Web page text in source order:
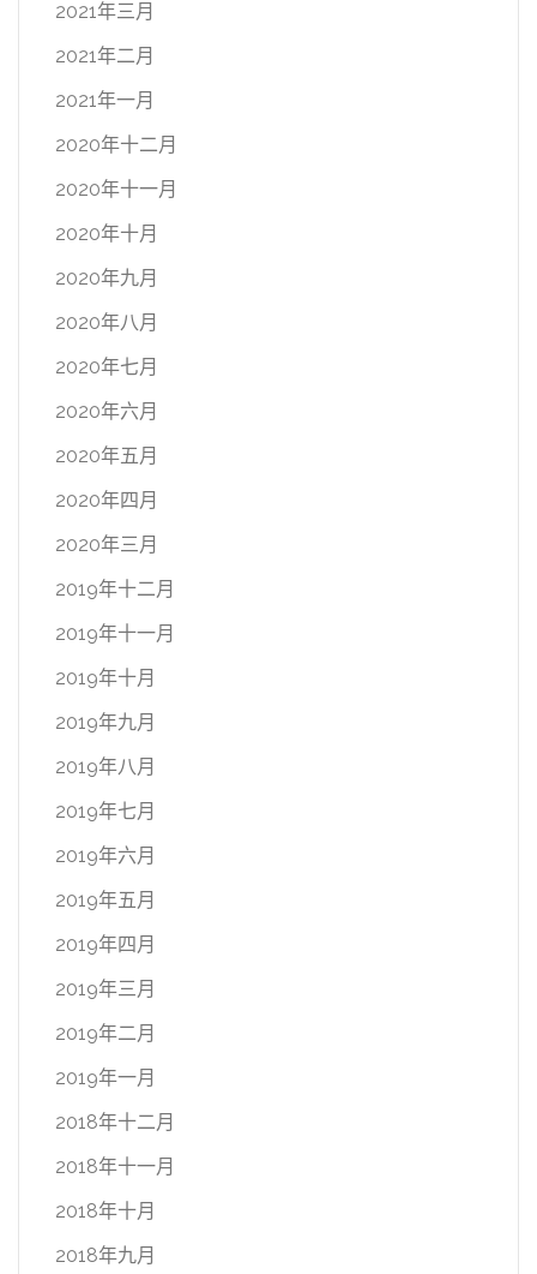
2021年三月
2021年二月
2021年一月
2020年十二月
2020年十一月
2020年十月
2020年九月
2020年八月
2020年七月
2020年六月
2020年五月
2020年四月
2020年三月
2019年十二月
2019年十一月
2019年十月
2019年九月
2019年八月
2019年七月
2019年六月
2019年五月
2019年四月
2019年三月
2019年二月
2019年一月
2018年十二月
2018年十一月
2018年十月
2018年九月